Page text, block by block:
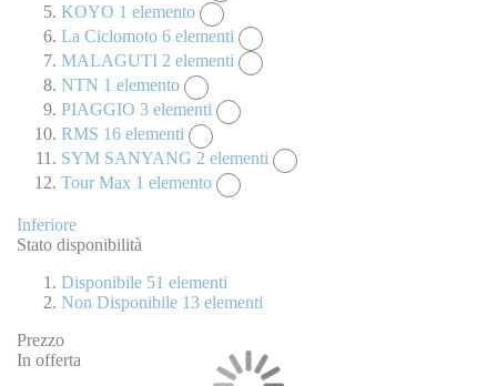
KOYO 1 elemento
La Ciclomoto 6 elementi
MALAGUTI 2 elementi
NTN 1 elemento
PIAGGIO 3 elementi
RMS 16 elementi
SYM SANYANG 2 elementi
Tour Max 1 elemento
Inferiore
Stato disponibilità
Disponibile 51 elementi
Non Disponibile 13 elementi
Prezzo
In offerta